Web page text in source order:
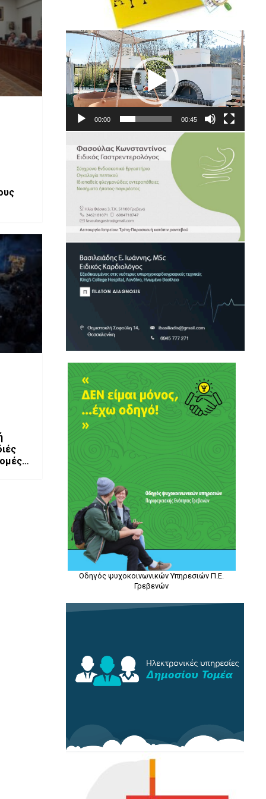
–
Πρόγραμμα
Αναπαραγωγής
Βίντεο
00:00 00:45
Οδηγός ψυχοκοινωνικών Υπηρεσιών Π.Ε.
Γρεβενών